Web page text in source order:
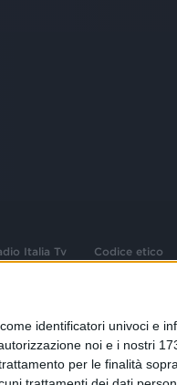
identificatori univoci e
noi e i nostri
per le finalità
Italia Tv Codice etico
Europa 49, 20093 Cologno
20144 Milano